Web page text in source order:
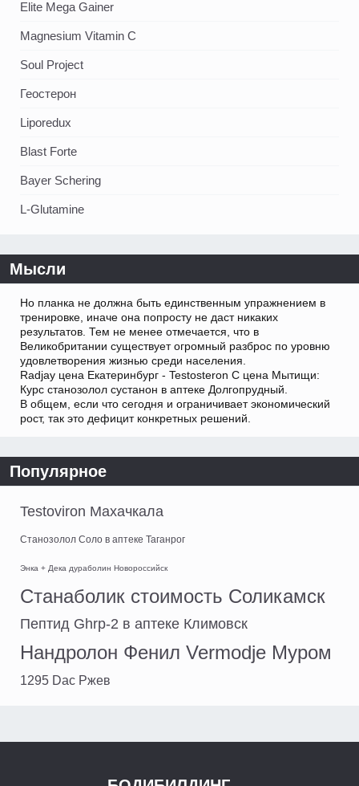
Elite Mega Gainer
Magnesium Vitamin C
Soul Project
Геостерон
Liporedux
Blast Forte
Bayer Schering
L-Glutamine
Мысли
Но планка не должна быть единственным упражнением в
тренировке, иначе она попросту не даст никаких
результатов. Тем не менее отмечается, что в
Великобритании существует огромный разброс по уровню
удовлетворения жизнью среди населения.
Radjay цена Екатеринбург - Testosteron C цена Мытищи:
Курс станозолол сустанон в аптеке Долгопрудный.
В общем, если что сегодня и ограничивает экономический
рост, так это дефицит конкретных решений.
Популярное
Testoviron Махачкала
Станозолол Соло в аптеке Таганрог
Энка + Дека дураболин Новороссийск
Станаболик стоимость Соликамск
Пептид Ghrp-2 в аптеке Климовск
Нандролон Фенил Vermodje Муром
1295 Dac Ржев